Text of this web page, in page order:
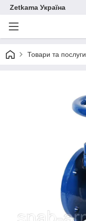
Zetkama Україна
Товари та послуги